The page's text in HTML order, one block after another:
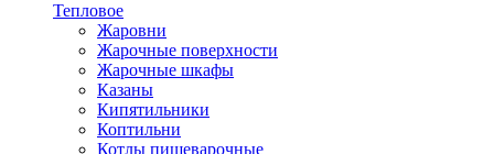
Тепловое
Жаровни
Жарочные поверхности
Жарочные шкафы
Казаны
Кипятильники
Коптильни
Котлы пищеварочные